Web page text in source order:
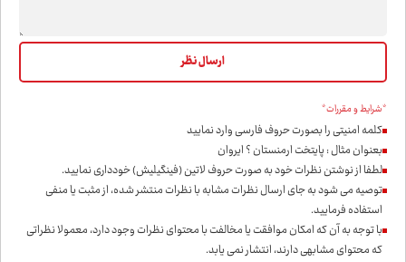
*شرایط و مقررات*
کلمه امنیتی را بصورت حروف فارسی وارد نمایید
بعنوان مثال : پایتخت ارمنستان ؟ ایروان
لطفا از نوشتن نظرات خود به صورت حروف لاتین (فینگیلیش) خودداری نمايید.
توصیه می شود به جای ارسال نظرات مشابه با نظرات منتشر شده، از مثبت یا منفی
استفاده فرمایید.
با توجه به آن که امکان موافقت یا مخالفت با محتوای نظرات وجود دارد، معمولا نظراتی
که محتوای مشابهی دارند، انتشار نمی یابد.